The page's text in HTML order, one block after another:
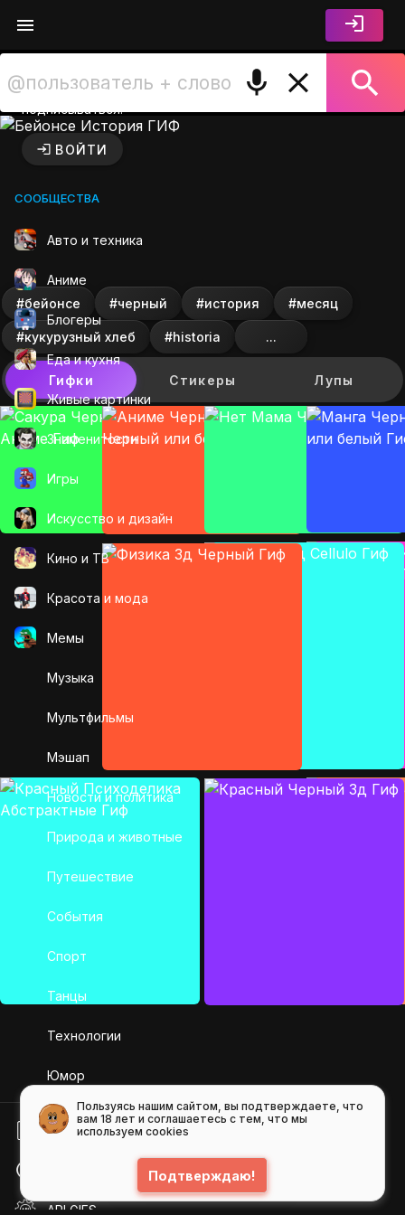
комментировать и
подписываться.
ВОЙТИ
СООБЩЕСТВА
Авто и техника
Аниме
Блогеры
Еда и кухня
Живые картинки
Знаменитости
Игры
Искусcтво и дизайн
Кино и ТВ
Красота и мода
Мемы
Музыка
Мультфильмы
Мэшап
Новости и политика
Природа и животные
Путешествие
События
Спорт
Танцы
Технологии
Юмор
БЛОГ
API GIFS
Бейонсе История ГИФ на
#бейонсе #черный #история #месяц
#кукурузный хлеб #historia ...
Гифки Стикеры Лупы
Пользуясь нашим сайтом, вы подтверждаете, что
вам 18 лет и соглашаетесь с тем, что мы
используем cookies
Подтверждаю!